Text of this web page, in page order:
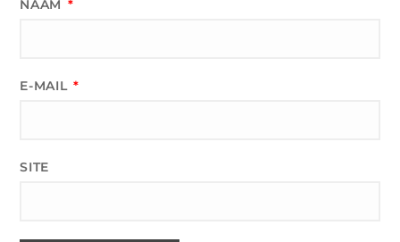
NAAM *
E-MAIL *
SITE